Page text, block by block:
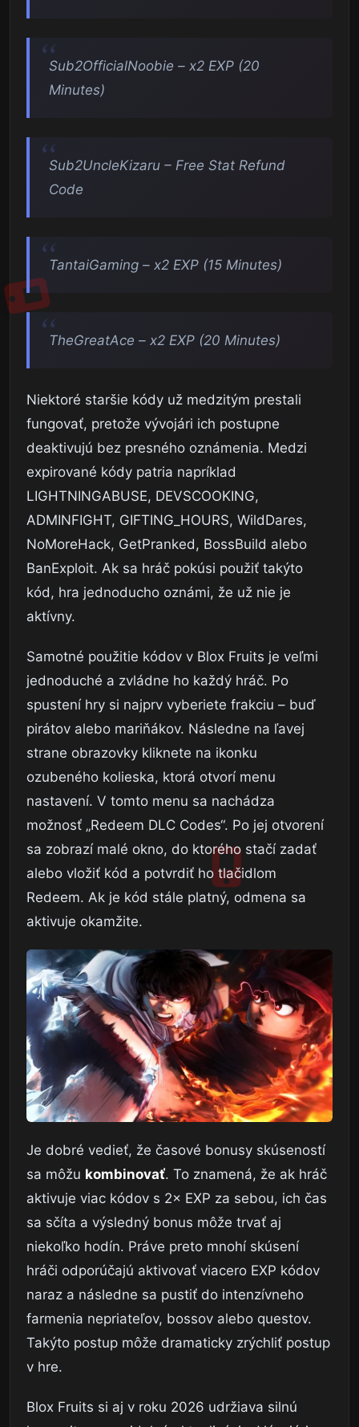
Sub2OfficialNoobie – x2 EXP (20
Minutes)
Sub2UncleKizaru – Free Stat Refund
Code
TantaiGaming – x2 EXP (15 Minutes)
TheGreatAce – x2 EXP (20 Minutes)
Niektoré staršie kódy už medzitým prestali
fungovať, pretože vývojári ich postupne
deaktivujú bez presného oznámenia. Medzi
expirované kódy patria napríklad
LIGHTNINGABUSE, DEVSCOOKING,
ADMINFIGHT, GIFTING_HOURS, WildDares,
NoMoreHack, GetPranked, BossBuild alebo
BanExploit. Ak sa hráč pokúsi použiť takýto
kód, hra jednoducho oznámi, že už nie je
aktívny.
Samotné použitie kódov v Blox Fruits je veľmi
jednoduché a zvládne ho každý hráč. Po
spustení hry si najprv vyberiete frakciu – buď
pirátov alebo mariňákov. Následne na ľavej
strane obrazovky kliknete na ikonku
ozubeného kolieska, ktorá otvorí menu
nastavení. V tomto menu sa nachádza
možnosť „Redeem DLC Codes“. Po jej otvorení
sa zobrazí malé okno, do ktorého stačí zadať
alebo vložiť kód a potvrdiť ho tlačidlom
Redeem. Ak je kód stále platný, odmena sa
aktivuje okamžite.
Je dobré vedieť, že časové bonusy skúseností
sa môžu kombinovať. To znamená, že ak hráč
aktivuje viac kódov s 2× EXP za sebou, ich čas
sa sčíta a výsledný bonus môže trvať aj
niekoľko hodín. Práve preto mnohí skúsení
hráči odporúčajú aktivovať viacero EXP kódov
naraz a následne sa pustiť do intenzívneho
farmenia nepriateľov, bossov alebo questov.
Takýto postup môže dramaticky zrýchliť postup
v hre.
Blox Fruits si aj v roku 2026 udržiava silnú